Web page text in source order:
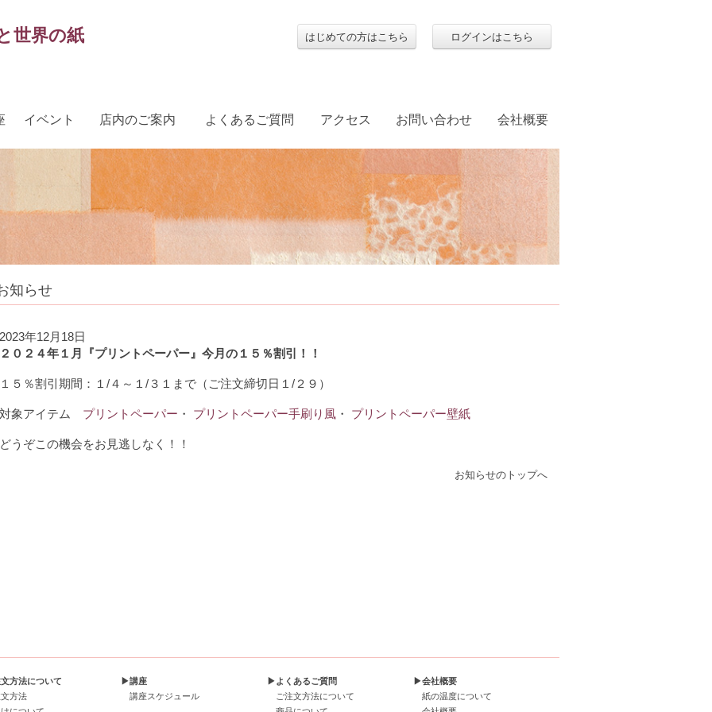
世界の紙 ログインはこちら
はじめての方はこちら
イベント 店内のご案内 よくあるご質問 アクセス お問い合わせ 会社概要
知らせ
2023年12月18日
２０２４年１月『プリントペーパー』今月の１５％割引！！
１５％割引期間：１/４～１/３１まで（ご注文締切日１/２９）
対象アイテム プリントペーパー ・ プリントペーパー手刷り風 ・ プリントペーパー壁紙
どうぞこの機会をお見逃しなく！！
お知らせのトップへ
方法について
文方法
▶講座
講座スケジュール
▶よくあるご質問
ご注文方法について
▶会社概要
紙の温度について